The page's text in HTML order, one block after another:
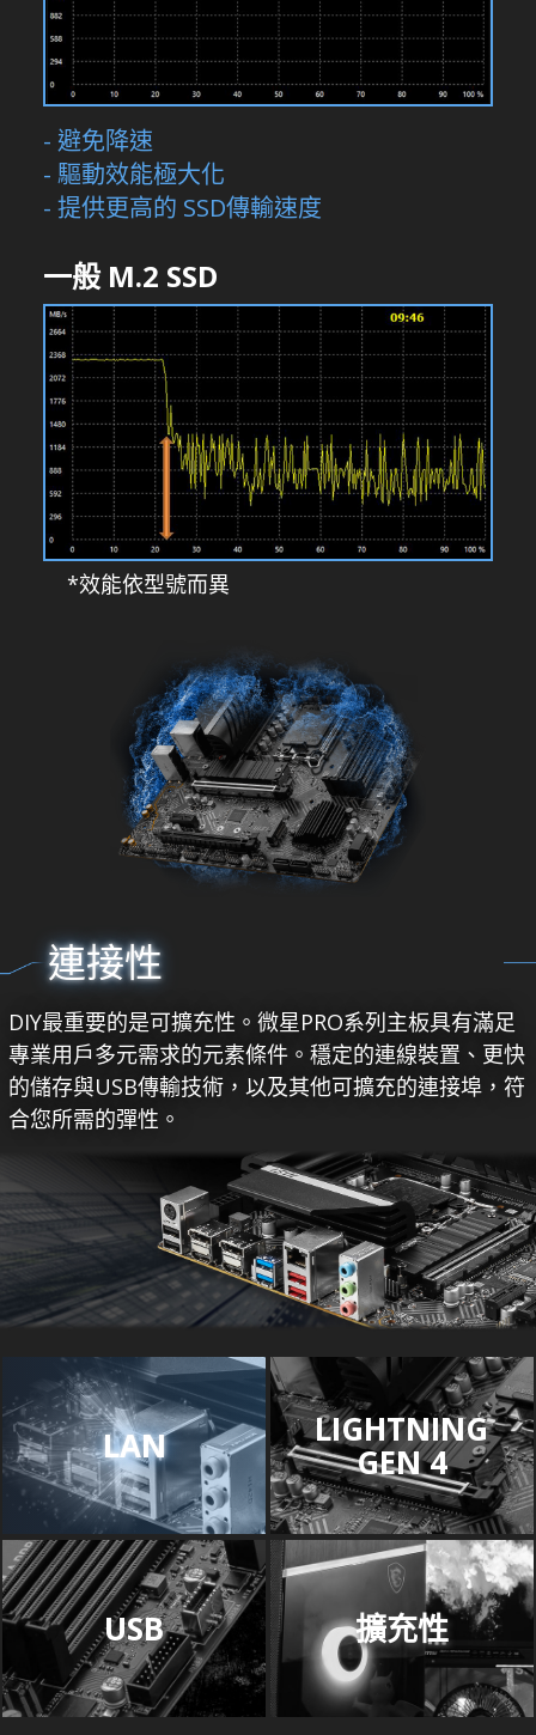
- 避免降速
- 驅動效能極大化
- 提供更高的 SSD傳輸速度
一般 M.2 SSD
*效能依型號而異
連接性
DIY最重要的是可擴充性。微星PRO系列主板具有滿足
專業用戶多元需求的元素條件。穩定的連線裝置、更快
的儲存與USB傳輸技術，以及其他可擴充的連接埠，符
合您所需的彈性。
LAN LIGHTNING
GEN 4
USB 擴充性